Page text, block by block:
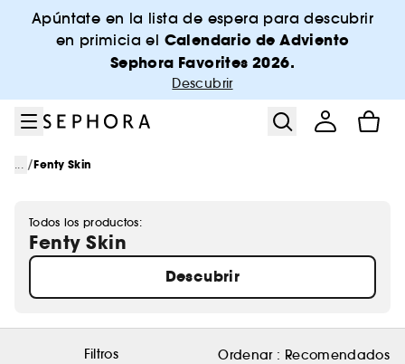
Ir al menú
Ir al contenido principal
Ir al pie de página
Apúntate en la lista de espera para descubrir
en primicia el Calendario de Adviento
Sephora Favorites 2026.
Descubrir
... /Fenty Skin
Todos los productos:
Fenty Skin
Descubrir
Filtros Ordenar : Recomendados